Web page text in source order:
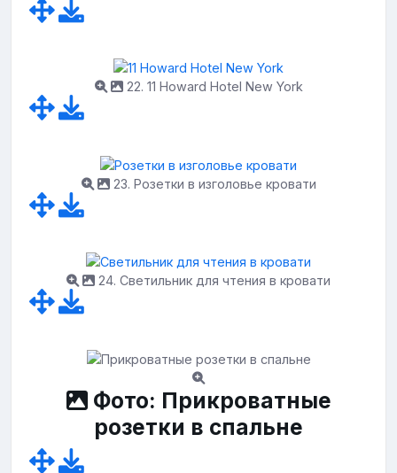
22. 11 Howard Hotel New York
23. Розетки в изголовье кровати
24. Светильник для чтения в кровати
Фото: Прикроватные
розетки в спальне